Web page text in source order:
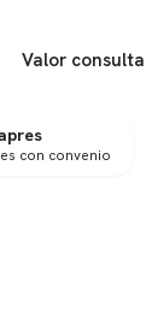
Valor
con convenio